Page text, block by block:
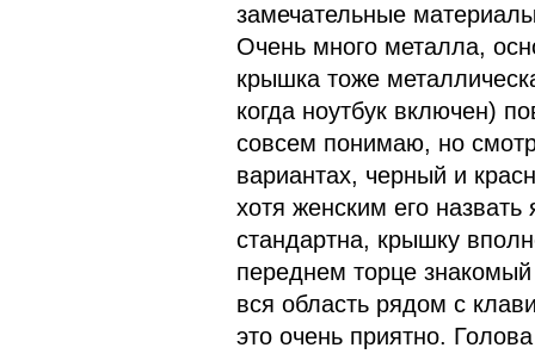
замечательные
Очень много металла,
крышка тоже
когда ноутбук включен)
совсем понимаю, но
вариантах, черный и
хотя женским его назвать
стандартна, крышку
переднем торце
вся область рядом с
это очень приятно.